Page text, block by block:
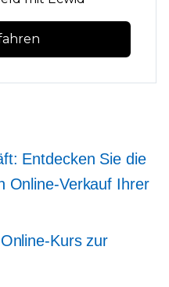
Entdecken Sie die
Online-Verkauf Ihrer
Kurs zur